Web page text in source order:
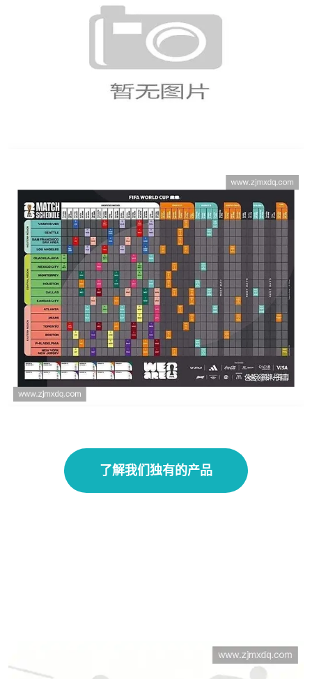
世界杯官网入口最新资讯全攻略让你轻松掌握
赛事动态与精彩亮点
看渠道实时赛程一站掌握
了解我们独有的产品